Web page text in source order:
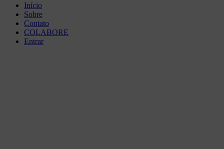
Início
Sobre
Contato
COLABORE
Entrar